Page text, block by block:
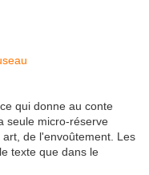
qui donne au conte
seule micro-réserve
de l'envoûtement. Les
texte que dans le